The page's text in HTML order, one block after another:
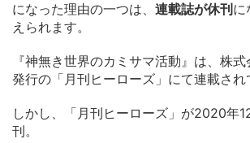
になった理由の一つは、 連載誌が休刊 に
えられます。
『神無き世界のカミサマ活動』は、株
発行の「月刊ヒーローズ」にて連載され
しかし、「月刊ヒーローズ」が2020年
刊。